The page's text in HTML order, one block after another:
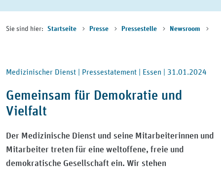
Sie sind hier: Startseite Presse Pressestelle Newsroom
Medizinischer Dienst | Pressestatement | Essen | 31.01.2024
Gemeinsam für Demokratie und
Vielfalt
Der Medizinische Dienst und seine Mitarbeiterinnen und
Mitarbeiter treten für eine weltoffene, freie und
demokratische Gesellschaft ein. Wir stehen